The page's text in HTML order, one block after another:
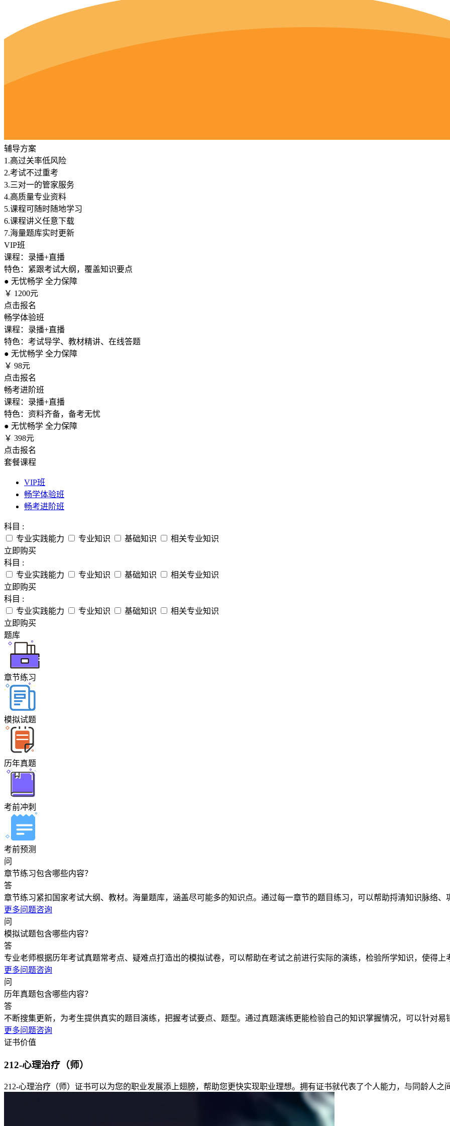
辅导方案
1.高过关率低风险
2.考试不过重考
3.三对一的管家服务
4.高质量专业资料
5.课程可随时随地学习
6.课程讲义任意下载
7.海量题库实时更新
VIP班
课程：录播+直播
特色：紧跟考试大纲，覆盖知识要点
● 无忧畅学 全力保障
￥ 1200元
点击报名
畅学体验班
课程：录播+直播
特色：考试导学、教材精讲、在线答题
● 无忧畅学 全力保障
￥ 98元
点击报名
畅考进阶班
课程：录播+直播
特色：资料齐备，备考无忧
● 无忧畅学 全力保障
￥ 398元
点击报名
套餐课程
VIP班
畅学体验班
畅考进阶班
科目 :
专业实践能力
专业知识 基础知识
相关专业知识
立即购买
科目 :
专业实践能力
专业知识 基础知识
相关专业知识
立即购买
科目 :
专业实践能力
专业知识 基础知识
相关专业知识
立即购买
题库
章节练习
模拟试题
历年真题
考前冲刺
考前预测
问
章节练习包含哪些内容？
答
章节练习紧扣国家考试大纲、教材。海量题库，涵盖尽可能多的知识点。通过每一章节的题目练习，可以帮助捋清知识脉络、
更多问题咨询
问
模拟试题包含哪些内容？
答
专业老师根据历年考试真题常考点、疑难点打造出的模拟试卷，可以帮助在考试之前进行实际的演练，检验所学知识，使得上
更多问题咨询
问
历年真题包含哪些内容？
答
不断搜集更新，为考生提供真实的题目演练，把握考试要点、题型。通过真题演练更能检验自己的知识掌握情况，可以针对易
更多问题咨询
证书价值
212-心理治疗（师）
212-心理治疗（师）证书可以为您的职业发展添上翅膀，帮助您更快实现职业理想。拥有证书就代表了个人能力，与同龄人之